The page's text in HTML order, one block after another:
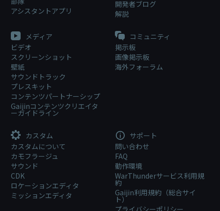
アシスタントアプリ
開発者ブログ
解説
メディア
ビデオ
スクリーンショット
壁紙
サウンドトラック
プレスキット
コンテンツパートナーシップ
Gaijinコンテンツクリエイタ
ーガイドライン
コミュニティ
掲示板
画像掲示板
海外フォーラム
カスタム
カスタムについて
カモフラージュ
サウンド
CDK
ロケーションエディタ
ミッションエディタ
サポート
問い合わせ
FAQ
動作環境
WarThunderサービス利用規
約
Gaijin利用規約（総合サイ
ト）